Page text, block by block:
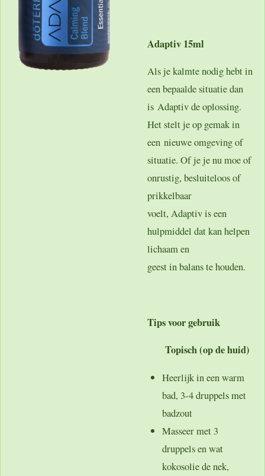
Adaptiv 15ml
Als je kalmte nodig hebt in
een bepaalde situatie dan
is Adaptiv de oplossing.
Het stelt je op gemak in
een nieuwe omgeving of
situatie. Of je je nu moe of
onrustig, besluiteloos of
prikkelbaar
voelt, Adaptiv is een
hulpmiddel dat kan helpen
lichaam en
geest in balans te houden.
Tips voor gebruik
Topisch (op de huid)
Heerlijk in een warm
bad, 3-4 druppels met
badzout
Masseer met 3
druppels en wat
kokosolie de nek,